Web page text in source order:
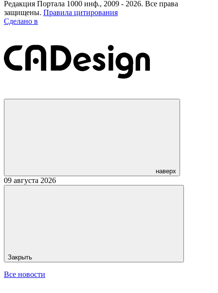
Редакция Портала 1000 инф., 2009 - 2026. Все права
защищены. Правила цитирования
Сделано в
наверх
09 августа 2026
Закрыть
Все новости